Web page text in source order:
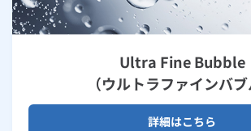
Ultra Fine Bubble
（ウルトラファインバブ
詳細はこちら